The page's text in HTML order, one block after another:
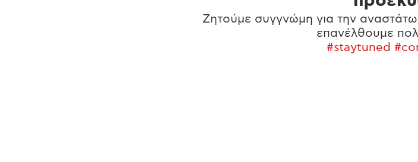
Ζητούμε συγγνώμη για την
επανέλθουμε
#staytuned